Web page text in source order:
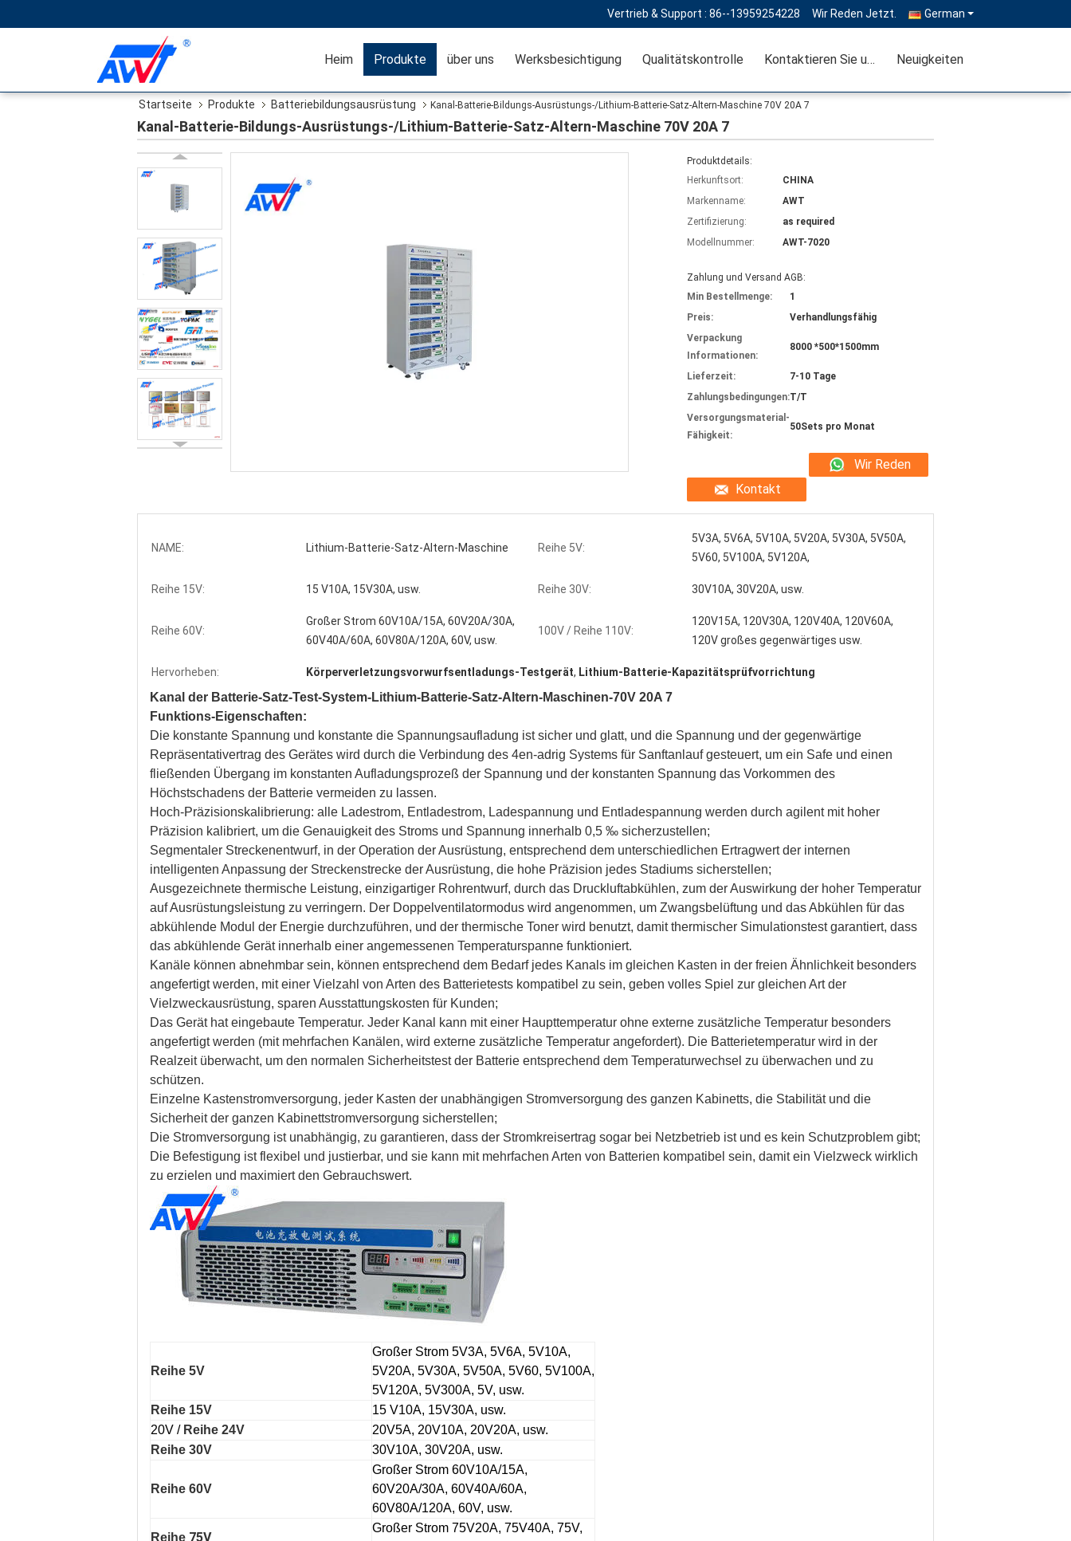
Vertrieb & Support : 86--13959254228 Wir Reden Jetzt. German
Heim Produkte über uns Werksbesichtigung Qualitätskontrolle Kontaktieren Sie uns Neuigkeiten
Startseite Produkte Batteriebildungsausrüstung Kanal-Batterie-Bildungs-Ausrüstungs-/Lithium-Batterie-Satz-Altern-Maschine 70V 20A 7
Kanal-Batterie-Bildungs-Ausrüstungs-/Lithium-Batterie-Satz-Altern-Maschine 70V 20A 7
Produktdetails:
Herkunftsort:
CHINA
Markenname:
AWT
Zertifizierung:
as required
Modellnummer:
AWT-7020
Zahlung und Versand AGB:
Min Bestellmenge:
1
Preis:
Verhandlungsfähig
Verpackung
Informationen:
8000 *500*1500mm
Lieferzeit:
7-10 Tage
Zahlungsbedingungen:T/T
Versorgungsmaterial-
Fähigkeit:
50Sets pro Monat
Kontakt
Wir Reden
NAME: Lithium-Batterie-Satz-Altern-Maschine Reihe 5V:
5V3A, 5V6A, 5V10A, 5V20A, 5V30A, 5V50A,
5V60, 5V100A, 5V120A,
Reihe 15V: 15 V10A, 15V30A, usw. Reihe 30V: 30V10A, 30V20A, usw.
Reihe 60V:
Großer Strom 60V10A/15A, 60V20A/30A,
60V40A/60A, 60V80A/120A, 60V, usw.
100V / Reihe 110V:
120V15A, 120V30A, 120V40A, 120V60A,
120V großes gegenwärtiges usw.
Hervorheben: Körperverletzungsvorwurfsentladungs-Testgerät, Lithium-Batterie-Kapazitätsprüfvorrichtung
Kanal der Batterie-Satz-Test-System-Lithium-Batterie-Satz-Altern-Maschinen-70V 20A 7
Funktions-Eigenschaften:
Die konstante Spannung und konstante die Spannungsaufladung ist sicher und glatt, und die Spannung und der gegenwärtige
Repräsentativertrag des Gerätes wird durch die Verbindung des 4en-adrig Systems für Sanftanlauf gesteuert, um ein Safe und einen
fließenden Übergang im konstanten Aufladungsprozeß der Spannung und der konstanten Spannung das Vorkommen des
Höchstschadens der Batterie vermeiden zu lassen.
Hoch-Präzisionskalibrierung: alle Ladestrom, Entladestrom, Ladespannung und Entladespannung werden durch agilent mit hoher
Präzision kalibriert, um die Genauigkeit des Stroms und Spannung innerhalb 0,5 ‰ sicherzustellen;
Segmentaler Streckenentwurf, in der Operation der Ausrüstung, entsprechend dem unterschiedlichen Ertragwert der internen
intelligenten Anpassung der Streckenstrecke der Ausrüstung, die hohe Präzision jedes Stadiums sicherstellen;
Ausgezeichnete thermische Leistung, einzigartiger Rohrentwurf, durch das Druckluftabkühlen, zum der Auswirkung der hoher Temperatur
auf Ausrüstungsleistung zu verringern. Der Doppelventilatormodus wird angenommen, um Zwangsbelüftung und das Abkühlen für das
abkühlende Modul der Energie durchzuführen, und der thermische Toner wird benutzt, damit thermischer Simulationstest garantiert, dass
das abkühlende Gerät innerhalb einer angemessenen Temperaturspanne funktioniert.
Kanäle können abnehmbar sein, können entsprechend dem Bedarf jedes Kanals im gleichen Kasten in der freien Ähnlichkeit besonders
angefertigt werden, mit einer Vielzahl von Arten des Batterietests kompatibel zu sein, geben volles Spiel zur gleichen Art der
Vielzweckausrüstung, sparen Ausstattungskosten für Kunden;
Das Gerät hat eingebaute Temperatur. Jeder Kanal kann mit einer Haupttemperatur ohne externe zusätzliche Temperatur besonders
angefertigt werden (mit mehrfachen Kanälen, wird externe zusätzliche Temperatur angefordert). Die Batterietemperatur wird in der
Realzeit überwacht, um den normalen Sicherheitstest der Batterie entsprechend dem Temperaturwechsel zu überwachen und zu
schützen.
Einzelne Kastenstromversorgung, jeder Kasten der unabhängigen Stromversorgung des ganzen Kabinetts, die Stabilität und die
Sicherheit der ganzen Kabinettstromversorgung sicherstellen;
Die Stromversorgung ist unabhängig, zu garantieren, dass der Stromkreisertrag sogar bei Netzbetrieb ist und es kein Schutzproblem gibt;
Die Befestigung ist flexibel und justierbar, und sie kann mit mehrfachen Arten von Batterien kompatibel sein, damit ein Vielzweck wirklich
zu erzielen und maximiert den Gebrauchswert.
Reihe 5V
Großer Strom 5V3A, 5V6A, 5V10A,
5V20A, 5V30A, 5V50A, 5V60, 5V100A,
5V120A, 5V300A, 5V, usw.
Reihe 15V
15 V10A, 15V30A, usw.
20V / Reihe 24V
20V5A, 20V10A, 20V20A, usw.
Reihe 30V
30V10A, 30V20A, usw.
Reihe 60V
Großer Strom 60V10A/15A,
60V20A/30A, 60V40A/60A,
60V80A/120A, 60V, usw.
Reihe 75V
Großer Strom 75V20A, 75V40A, 75V,